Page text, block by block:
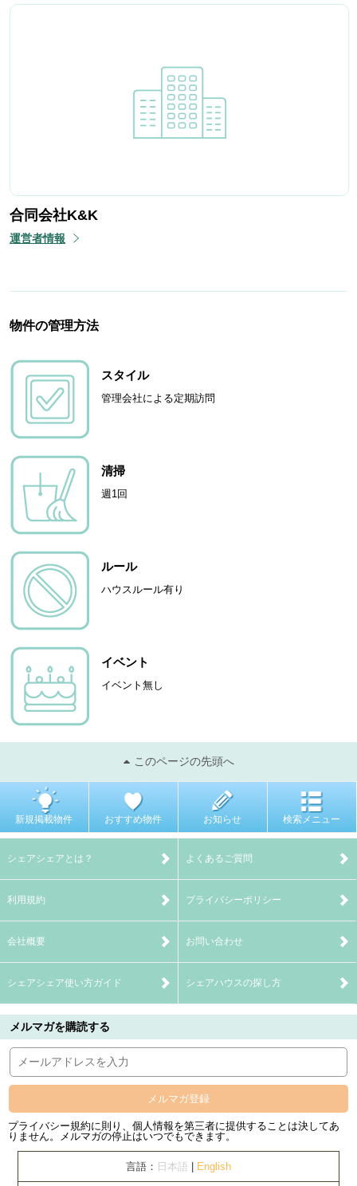
合同会社K&K
運営者情報
物件の管理方法
スタイル
管理会社による定期訪問
清掃
週1回
ルール
ハウスルール有り
イベント
イベント無し
このページの先頭へ
新規掲載物件 おすすめ物件 お知らせ 検索メニュー
シェアシェアとは？ よくあるご質問
利用規約 プライバシーポリシー
会社概要 お問い合わせ
シェアシェア使い方ガイド シェアハウスの探し方
メルマガを購読する
メルマガ登録
プライバシー規約に則り、個人情報を第三者に提供することは決してあ
りません。メルマガの停止はいつでもできます。
言語： 日本語 English